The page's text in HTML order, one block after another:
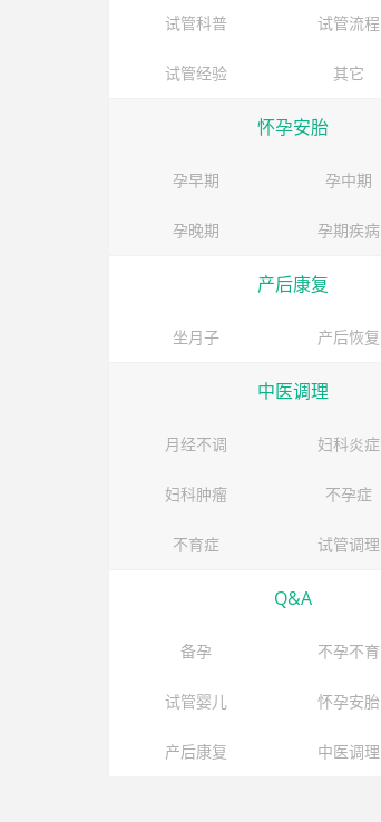
试管科普 试管流程
试管经验 其它
怀孕安胎
孕早期 孕中期
孕晚期 孕期疾病
产后康复
坐月子 产后恢复
中医调理
月经不调 妇科炎症
妇科肿瘤 不孕症
不育症 试管调理
Q&A
备孕 不孕不育
试管婴儿 怀孕安胎
产后康复 中医调理